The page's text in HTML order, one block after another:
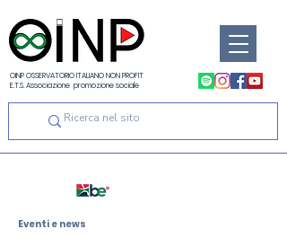
OINP OSSERVATORIO ITALIANO NON PROFIT
E.T.S. Associazione promozione sociale
Eventi e news